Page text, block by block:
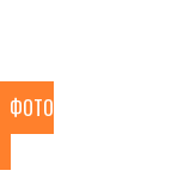
ФОТО